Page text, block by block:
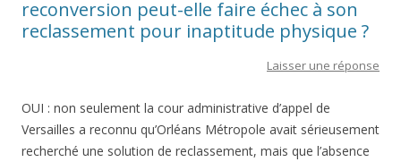
reconversion peut-elle faire échec à son
reclassement pour inaptitude physique ?
Laisser une réponse
OUI : non seulement la cour administrative d’appel de
Versailles a reconnu qu’Orléans Métropole avait sérieusement
recherché une solution de reclassement, mais que l’absence